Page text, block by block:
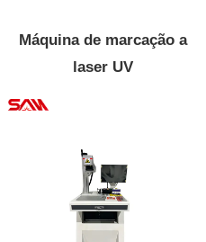
Máquina de marcação a
laser UV